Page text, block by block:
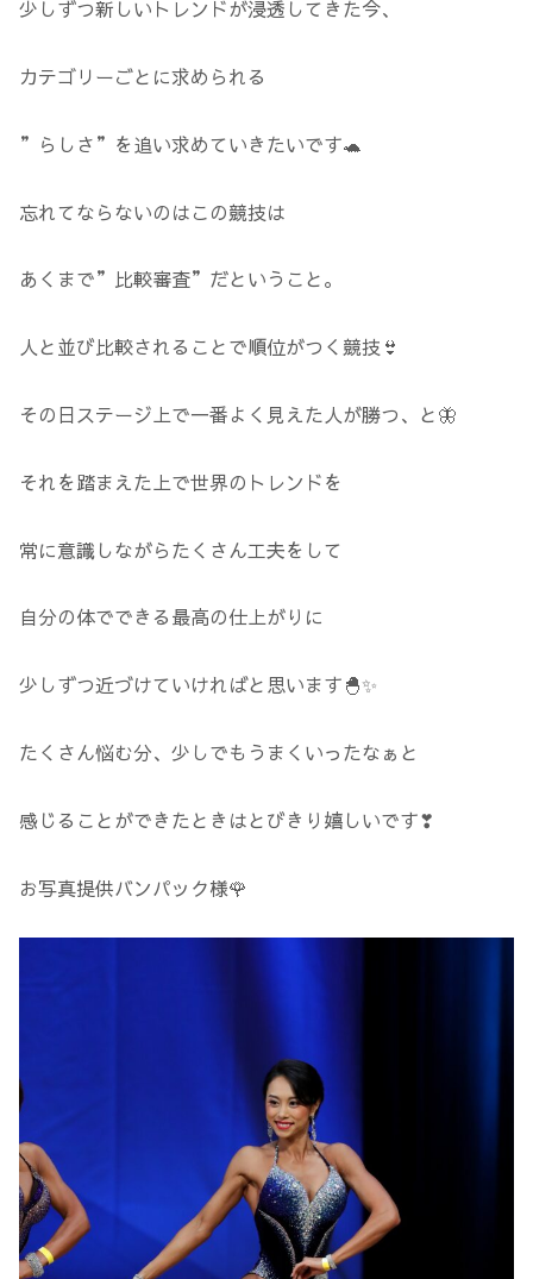
少しずつ新しいトレンドが浸透してきた今、
カテゴリーごとに求められる
”らしさ”を追い求めていきたいです🐢
忘れてならないのはこの競技は
あくまで”比較審査”だということ。
人と並び比較されることで順位がつく競技👙
その日ステージ上で一番よく見えた人が勝つ、と🦋
それを踏まえた上で世界のトレンドを
常に意識しながらたくさん工夫をして
自分の体でできる最高の仕上がりに
少しずつ近づけていければと思います🐣✨
たくさん悩む分、少しでもうまくいったなぁと
感じることができたときはとびきり嬉しいです❣
お写真提供バンパック様🌹